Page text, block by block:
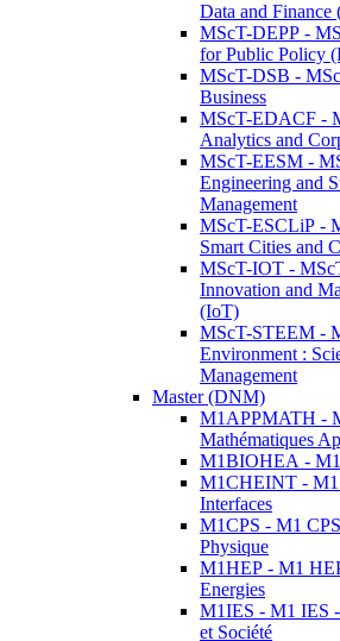
Data and
MScT-DEPP -
for Public Policy
MScT-DSB -
Business
MScT-EDACF -
Analytics and
MScT-EESM -
Engineering and
Management
MScT-ESCLiP -
Smart Cities and
MScT-IOT -
Innovation and
(IoT)
MScT-STEEM -
Environment :
Management
Master (DNM)
M1APPMATH -
Mathématiques
M1BIOHEA -
M1CHEINT - M1
Interfaces
M1CPS - M1
Physique
M1HEP - M1
Energies
M1IES - M1 IES
et Société